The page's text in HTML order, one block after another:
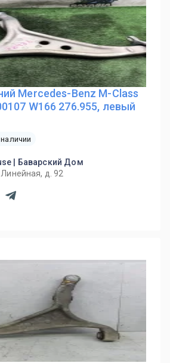
Mercedes-Benz M-Class
W166 276.955, левый
| Баварский Дом
д. 92